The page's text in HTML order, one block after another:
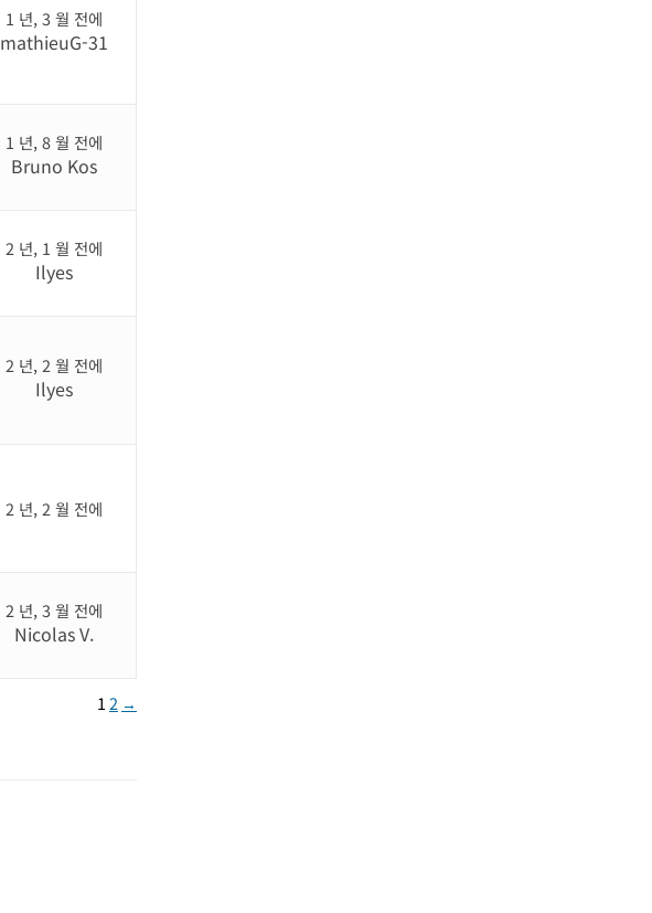
1 년, 3 월 전에
mathieuG-31
1 년, 8 월 전에
Bruno Kos
2 년, 1 월 전에
Ilyes
2 년, 2 월 전에
Ilyes
2 년, 2 월 전에
2 년, 3 월 전에
Nicolas V.
12 →